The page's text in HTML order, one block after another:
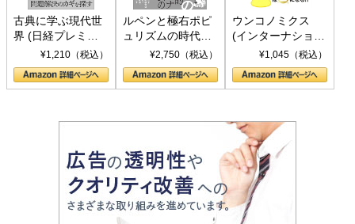
古典に学ぶ現代世
界 (日経プレミア
シリーズ)¥1,210（税込）
ルペンと極右ポピ
ュリズムの時代：
〈ヤヌス〉の二つ
の顔
¥2,750（税込）
ウンコノミクス
(インターナショナ
ル新書)¥1,045（税込）